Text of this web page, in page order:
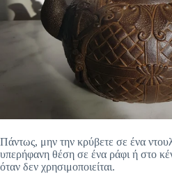
Πάντως, μην την κρύβετε σε ένα
υπερήφανη θέση σε ένα ράφι ή στο
όταν δεν χρησιμοποιείται.